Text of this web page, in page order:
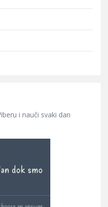
i nauči svaki dan